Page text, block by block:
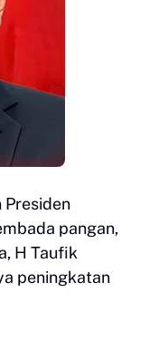
Presiden
pangan,
H Taufik
peningkatan